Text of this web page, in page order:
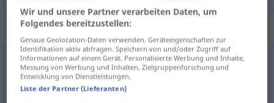
Synonyme für "schändlich"
erniedrigend,unwürdig,entwürdigend
Wir und unsere Partner verarbeiten Daten, um
Folgendes bereitzustellen:
Genaue Geolocation-Daten verwenden. Geräteeigenschaften zur
Identifikation aktiv abfragen. Speichern von und/oder Zugriff auf
Informationen auf einem Gerät. Personalisierte Werbung und Inhalte,
Messung von Werbung und Inhalten, Zielgruppenforschung und
Entwicklung von Dienstleistungen.
Liste der Partner (Lieferanten)